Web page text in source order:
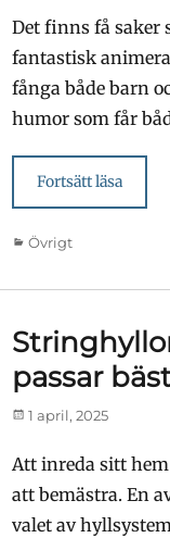
Det finns få saker
fantastisk
fånga både barn
humor som får
Fortsätt läsa
Kategorier
Övrigt
passar
Publicerad
1 april, 2025
Att inreda sitt
att bemästra. En
valet av